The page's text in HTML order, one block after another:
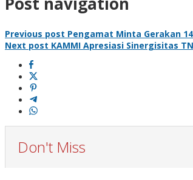
Previous post Pengamat Minta Gerakan
Next post KAMMI Apresiasi Sinergisitas
Don't Miss